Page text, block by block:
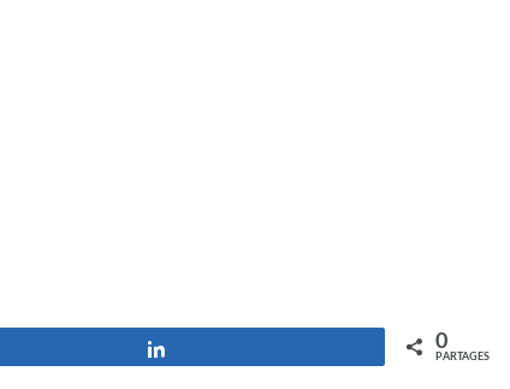
0
PARTAGES